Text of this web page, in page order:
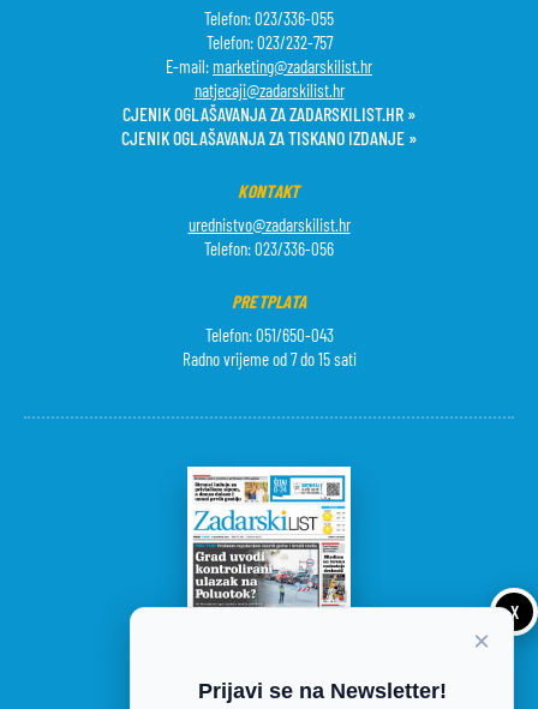
Telefon: 023/336-055
Telefon: 023/232-757
E-mail: marketing@zadarskilist.hr
natjecaji@zadarskilist.hr
CJENIK OGLAŠAVANJA ZA ZADARSKILIST.HR »
CJENIK OGLAŠAVANJA ZA TISKANO IZDANJE »
KONTAKT
urednistvo@zadarskilist.hr
Telefon: 023/336-056
PRETPLATA
Telefon: 051/650-043
Radno vrijeme od 7 do 15 sati
X
×
Prijavi se na Newsletter!